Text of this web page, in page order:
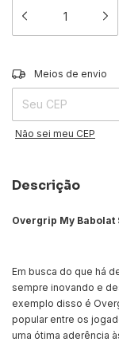
Entregas para o CEP:
Meios de envio
Não sei meu CEP
Descrição
Overgrip My
Em busca do que há
sempre inovando e
exemplo disso é
popular entre os
uma ótima aderência